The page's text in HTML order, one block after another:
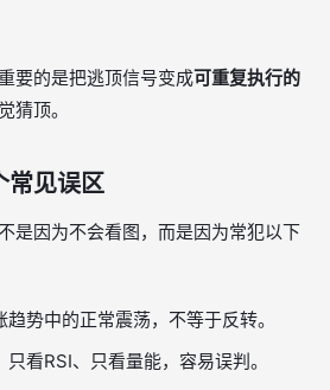
要的是把逃顶信号变成可重复执行的
猜顶。
常见误区
是因为不会看图，而是因为常犯以下
趋势中的正常震荡，不等于反转。
只看RSI、只看量能，容易误判。